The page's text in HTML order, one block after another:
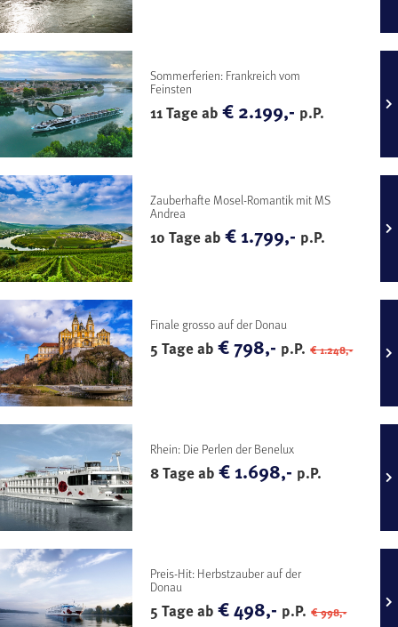
Sommerferien: Frankreich vom
Feinsten
11 Tage ab€ 2.199,- p.P.
Zauberhafte Mosel-Romantik mit MS
Andrea
10 Tage ab€ 1.799,- p.P.
Finale grosso auf der Donau
5 Tage ab€ 798,- p.P. € 1.248,-
Rhein: Die Perlen der Benelux
8 Tage ab€ 1.698,- p.P.
Preis-Hit: Herbstzauber auf der
Donau
5 Tage ab€ 498,- p.P. € 998,-